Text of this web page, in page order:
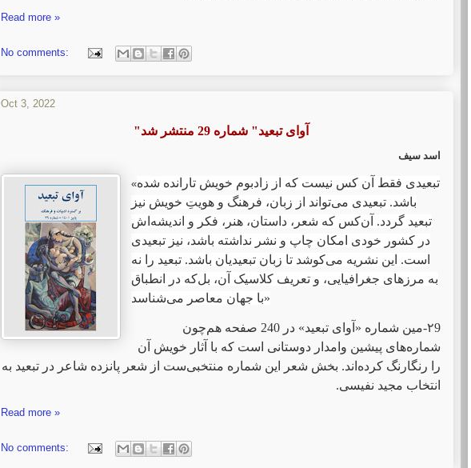
Read more »
No comments:
Oct 3, 2022
"آوای تبعید" شماره 29 منتشر شد
اسد سیف
«تبعیدی فقط آن کس نیست که از زادبوم خویش تارانده شده
باشد. تبعیدی می‌تواند از زبان، فرهنگ و هویتِ خویش نیز
تبعید گردد. آن‌کس که شعر، داستان، هنر، فکر و اندیشه‌اش
در کشور خودی امکان چاپ و نشر نداشته باشد، نیز تبعیدی
است. این نشریه می‌کوشد تا زبان تبعیدیان باشد. تبعید را نه
به مرزهای جغرافیایی، و تعریف کلاسیک آن، بل‌که در انطباق
با جهان معاصر می‌شناسد»
۲9-مین شماره «آوای تبعید» در 240 صفحه هم‌چون
شماره‌های پیشین وامدار دوستانی است که با آثار خویش آن
را رنگارنگ کرده‌اند. بخش شعر این شماره منتخبی‌ست از شعر پانزده شاعر در تبعید به
انتخاب مجید نفیسی.
Read more »
No comments: